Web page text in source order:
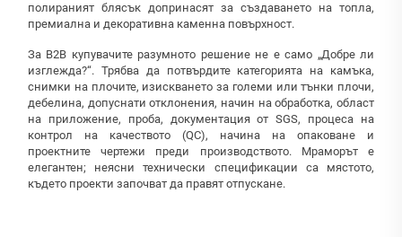
полираният блясък допринасят за създаването на топла,
премиална и декоративна каменна повърхност.
За B2B купувачите разумното решение не е само „Добре ли
изглежда?“. Трябва да потвърдите категорията на камъка,
снимки на плочите, изискването за големи или тънки плочи,
дебелина, допуснати отклонения, начин на обработка, област
на приложение, проба, документация от SGS, процеса на
контрол на качеството (QC), начина на опаковане и
проектните чертежи преди производството. Мраморът е
елегантен; неясни технически спецификации са мястото,
където проекти започват да правят отпускане.